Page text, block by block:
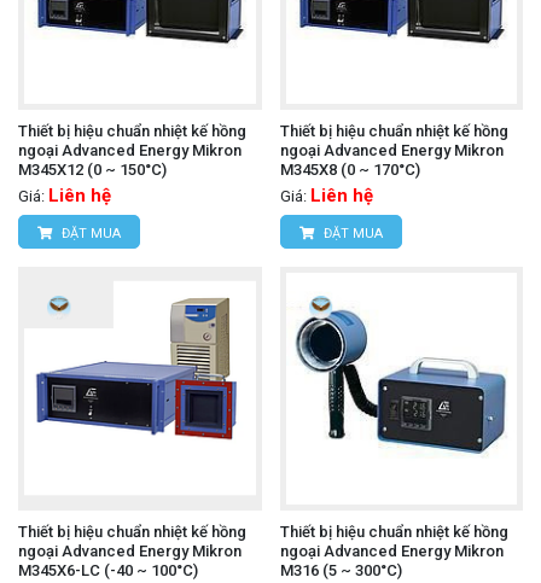
Thiết bị hiệu chuẩn nhiệt kế hồng
ngoại Advanced Energy Mikron
M345X12 (0 ~ 150°C)
Giá: Liên hệ
ĐẶT MUA
Thiết bị hiệu chuẩn nhiệt kế hồng
ngoại Advanced Energy Mikron
M345X8 (0 ~ 170°C)
Giá: Liên hệ
ĐẶT MUA
Thiết bị hiệu chuẩn nhiệt kế hồng
ngoại Advanced Energy Mikron
M345X6-LC (-40 ~ 100°C)
Thiết bị hiệu chuẩn nhiệt kế hồng
ngoại Advanced Energy Mikron
M316 (5 ~ 300°C)